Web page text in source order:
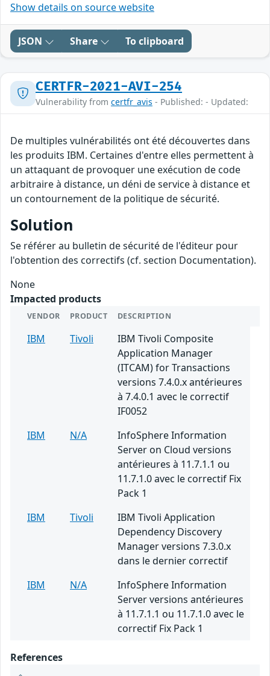
Show details on source website
JSON Share To clipboard
CERTFR-2021-AVI-254
Vulnerability from certfr_avis - Published: - Updated:
De multiples vulnérabilités ont été découvertes dans
les produits IBM. Certaines d'entre elles permettent à
un attaquant de provoquer une exécution de code
arbitraire à distance, un déni de service à distance et
un contournement de la politique de sécurité.
Solution
Se référer au bulletin de sécurité de l'éditeur pour
l'obtention des correctifs (cf. section Documentation).
None
Impacted products
VENDOR PRODUCT DESCRIPTION
IBM Tivoli
IBM Tivoli Composite
Application Manager
(ITCAM) for Transactions
versions 7.4.0.x antérieures
à 7.4.0.1 avec le correctif
IF0052
IBM
N/A
InfoSphere Information
Server on Cloud versions
antérieures à 11.7.1.1 ou
11.7.1.0 avec le correctif Fix
Pack 1
IBM
Tivoli
IBM Tivoli Application
Dependency Discovery
Manager versions 7.3.0.x
dans le dernier correctif
IBM
N/A
InfoSphere Information
Server versions antérieures
à 11.7.1.1 ou 11.7.1.0 avec le
correctif Fix Pack 1
References